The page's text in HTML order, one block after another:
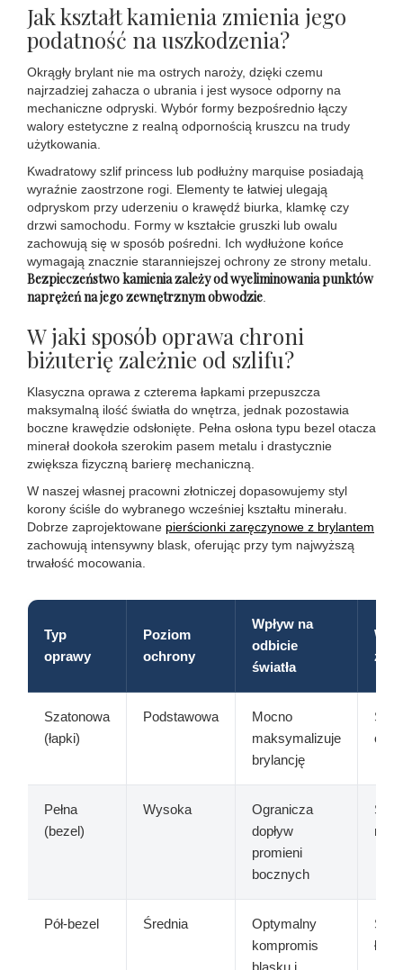
Jak kształt kamienia zmienia jego
podatność na uszkodzenia?
Okrągły brylant nie ma ostrych naroży, dzięki czemu
najrzadziej zahacza o ubrania i jest wysoce odporny na
mechaniczne odpryski. Wybór formy bezpośrednio łączy
walory estetyczne z realną odpornością kruszcu na trudy
użytkowania.
Kwadratowy szlif princess lub podłużny marquise posiadają
wyraźnie zaostrzone rogi. Elementy te łatwiej ulegają
odpryskom przy uderzeniu o krawędź biurka, klamkę czy
drzwi samochodu. Formy w kształcie gruszki lub owalu
zachowują się w sposób pośredni. Ich wydłużone końce
wymagają znacznie staranniejszej ochrony ze strony metalu.
Bezpieczeństwo kamienia zależy od wyeliminowania punktów
naprężeń na jego zewnętrznym obwodzie
W jaki sposób oprawa chroni
biżuterię zależnie od szlifu?
Klasyczna oprawa z czterema łapkami przepuszcza
maksymalną ilość światła do wnętrza, jednak pozostawia
boczne krawędzie odsłonięte. Pełna osłona typu bezel otacza
minerał dookoła szerokim pasem metalu i drastycznie
zwiększa fizyczną barierę mechaniczną.
W naszej własnej pracowni złotniczej dopasowujemy styl
korony ściśle do wybranego wcześniej kształtu minerału.
Dobrze zaprojektowane pierścionki zaręczynowe z brylantem
zachowują intensywny blask, oferując przy tym najwyższą
trwałość mocowania.
Typ
oprawy
Poziom
ochrony
Wpływ na
odbicie
światła
Szatonowa
(łapki)
Podstawowa
Mocno
maksymalizuje
brylancję
Szlif
owal
Pełna
(bezel)
Wysoka
Ogranicza
dopływ
promieni
bocznych
Szlif
Pół-bezel Średnia
Optymalny
kompromis
blasku i